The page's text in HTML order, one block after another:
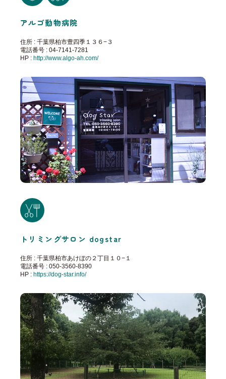
アルゴ動物病院
住所 : 千葉県柏市豊四季１３６−３
電話番号 : 04-7141-7281
HP :http://www.algo-ah.com/
トリミングサロン dogstar
住所 : 千葉県柏市あけぼの２丁目１０−１
電話番号 : 050-3560-8390
HP :https://dog-star.info/